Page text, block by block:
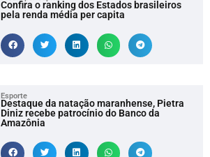
Confira o ranking dos Estados brasileiros
pela renda média per capita
Esporte
Destaque da natação maranhense, Pietra
Diniz recebe patrocínio do Banco da
Amazônia